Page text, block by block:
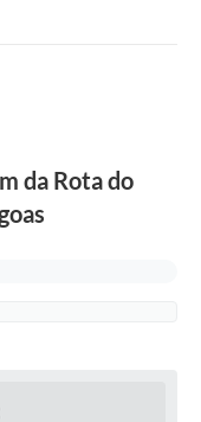
da Rota do